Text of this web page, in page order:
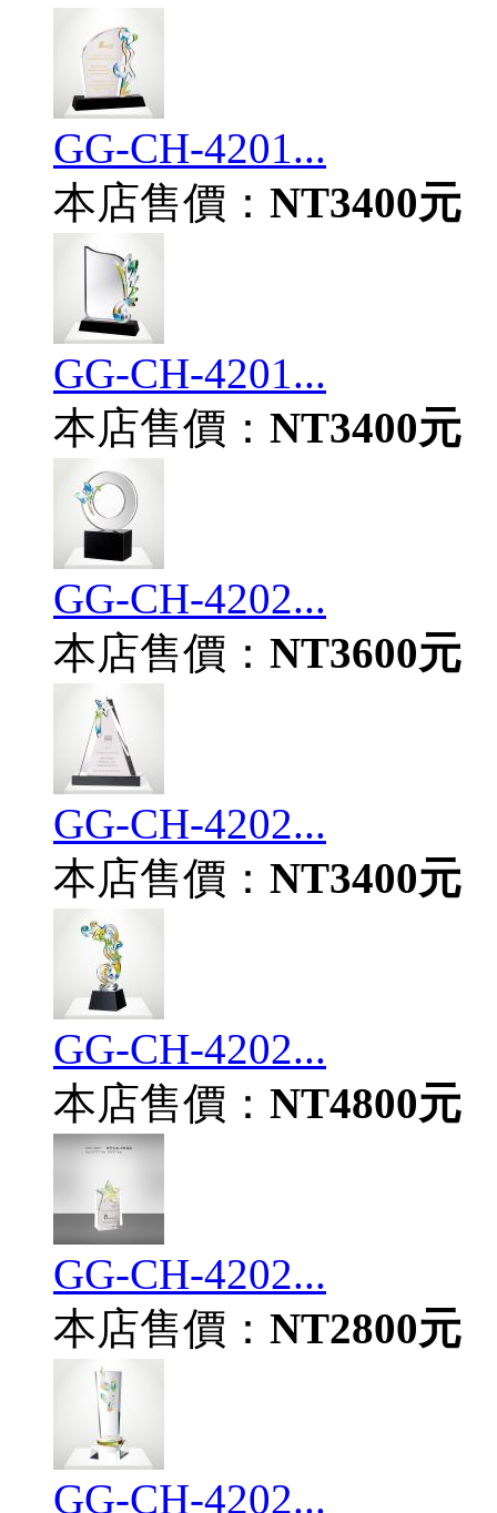
GG-CH-4201...
本店售價： NT3400元
GG-CH-4201...
本店售價： NT3400元
GG-CH-4202...
本店售價： NT3600元
GG-CH-4202...
本店售價： NT3400元
GG-CH-4202...
本店售價： NT4800元
GG-CH-4202...
本店售價： NT2800元
GG-CH-4202...